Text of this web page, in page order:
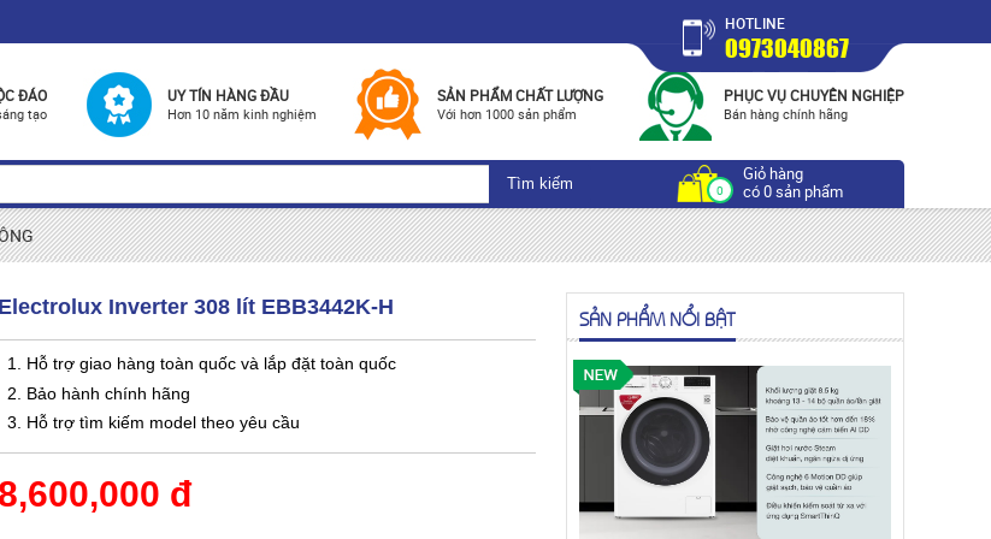
HOTLINE
0973040867
ĐÁO
tạo
UY TÍN HÀNG ĐẦU
Hơn 10 năm kinh nghiệm
SẢN PHẨM CHẤT LƯỢNG
Với hơn 1000 sản phẩm
PHỤC VỤ CHUYÊN NGHIỆP
Bán hàng chính hãng
0
Giỏ hàng
có 0 sản phẩm
Electrolux Inverter 308 lít EBB3442K-H
1. Hỗ trợ giao hàng toàn quốc và lắp đặt toàn quốc
2. Bảo hành chính hãng
3. Hỗ trợ tìm kiếm model theo yêu cầu
8,600,000 đ
SẢN PHẨM NỔI BẬT